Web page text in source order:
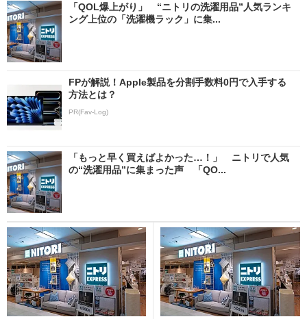
「QOL爆上がり」 “ニトリの洗濯用品”人気ランキ
ング上位の「洗濯機ラック」に集...
FPが解説！Apple製品を分割手数料0円で入手する
方法とは？
PR(Fav-Log)
「もっと早く買えばよかった…！」 ニトリで人気
の“洗濯用品”に集まった声 「QO...